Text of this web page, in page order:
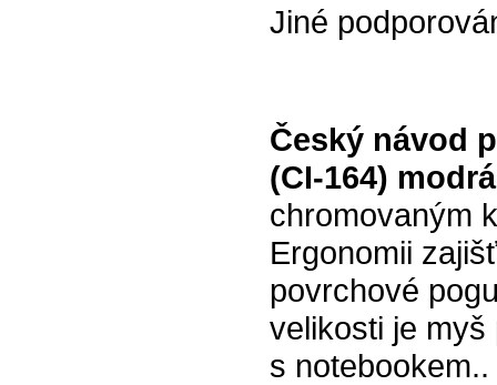
Jiné
Český návod
(CI-164) modrá
chromovaným
Ergonomii
povrchové
velikosti je
s notebookem..